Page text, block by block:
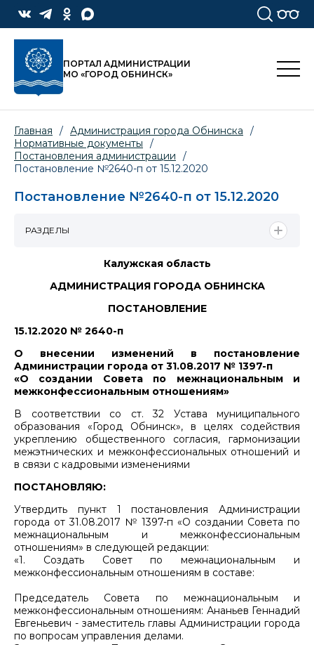
ПОРТАЛ АДМИНИСТРАЦИИ
МО «ГОРОД ОБНИНСК»
Главная / Администрация города Обнинска
/
Нормативные документы
/
Постановления администрации
/
Постановление №2640-п от 15.12.2020
Постановление №2640-п от 15.12.2020
Калужская область
АДМИНИСТРАЦИЯ ГОРОДА ОБНИНСКА
ПОСТАНОВЛЕНИЕ
15.12.2020 № 2640-п
О внесении изменений в постановление
Администрации города от 31.08.2017 № 1397-п
«О создании Совета по межнациональным и
межконфессиональным отношениям»
В соответствии со ст. 32 Устава муниципального
образования «Город Обнинск», в целях содействия
укреплению общественного согласия, гармонизации
межэтнических и межконфессиональных отношений и
в связи с кадровыми изменениями
ПОСТАНОВЛЯЮ:
Утвердить пункт 1 постановления Администрации
города от 31.08.2017 № 1397-п «О создании Совета по
межнациональным и межконфессиональным
отношениям» в следующей редакции:
«1. Создать Совет по межнациональным и
межконфессиональным отношениям в составе:
Председатель Совета по межнациональным и
межконфессиональным отношениям: Ананьев Геннадий
Евгеньевич - заместитель главы Администрации города
по вопросам управления делами.
РАЗДЕЛЫ